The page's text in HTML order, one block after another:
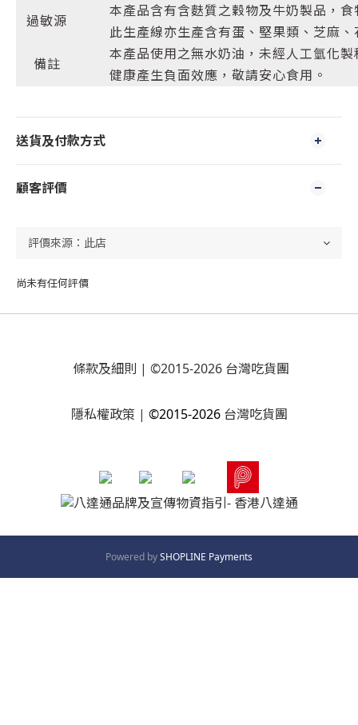
過敏源
本產品含有含麩質之穀物及牛奶製品，
此生產線亦生產含有蛋、堅果類、芝麻
備註
本產品使用之無水奶油，未經人工氫化
健康產生負面效應，敬請安心食用。
送貨及付款方式
顧客評價
尚未有任何評價
條款及細則 | ©2015-2026 台灣吃貨團
隱私權政策 | ©2015-2026台灣吃貨團
Powered bySHOPLINE Payments